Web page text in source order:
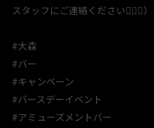
スタッフにご連絡ください🙇🏻‍♀️）
#大森
#バー
#キャンペーン
#バースデーイベント
#アミューズメントバー